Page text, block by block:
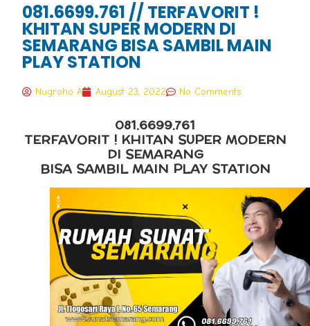
081.6699.761 // TERFAVORIT !
KHITAN SUPER MODERN DI
SEMARANG BISA SAMBIL MAIN
PLAY STATION
Nugroho A August 23, 2022 No Comments
081.6699.761
TERFAVORIT ! KHITAN SUPER MODERN
DI SEMARANG
BISA SAMBIL MAIN PLAY STATION